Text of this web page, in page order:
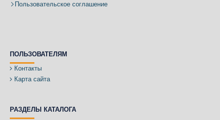
Пользовательское соглашение
ПОЛЬЗОВАТЕЛЯМ
Контакты
Карта сайта
РАЗДЕЛЫ КАТАЛОГА